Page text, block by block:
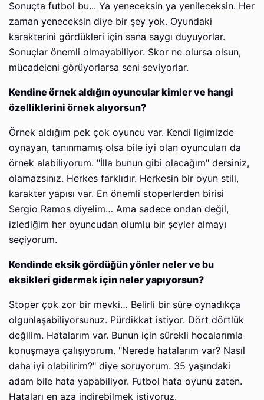
Sonuçta futbol bu... Ya yeneceksin ya yenileceksin. Her
zaman yeneceksin diye bir şey yok. Oyundaki
karakterini gördükleri için sana saygı duyuyorlar.
Sonuçlar önemli olmayabiliyor. Skor ne olursa olsun,
mücadeleni görüyorlarsa seni seviyorlar.
Kendine örnek aldığın oyuncular kimler ve hangi
özelliklerini örnek alıyorsun?
Örnek aldığım pek çok oyuncu var. Kendi ligimizde
oynayan, tanınmamış olsa bile iyi olan oyuncuları da
örnek alabiliyorum. "İlla bunun gibi olacağım" dersiniz,
olamazsınız. Herkes farklıdır. Herkesin bir oyun stili,
karakter yapısı var. En önemli stoperlerden birisi
Sergio Ramos diyelim… Ama sadece ondan değil,
izlediğim her oyuncudan olumlu bir şeyler almayı
seçiyorum.
Kendinde eksik gördüğün yönler neler ve bu
eksikleri gidermek için neler yapıyorsun?
Stoper çok zor bir mevki… Belirli bir süre oynadıkça
olgunlaşabiliyorsunuz. Pürdikkat istiyor. Dört dörtlük
değilim. Hatalarım var. Bunun için sürekli hocalarımla
konuşmaya çalışıyorum. "Nerede hatalarım var? Nasıl
daha iyi olabilirim?" diye soruyorum. 35 yaşındaki
adam bile hata yapabiliyor. Futbol hata oyunu zaten.
Hataları en aza indirebilmek istiyoruz.